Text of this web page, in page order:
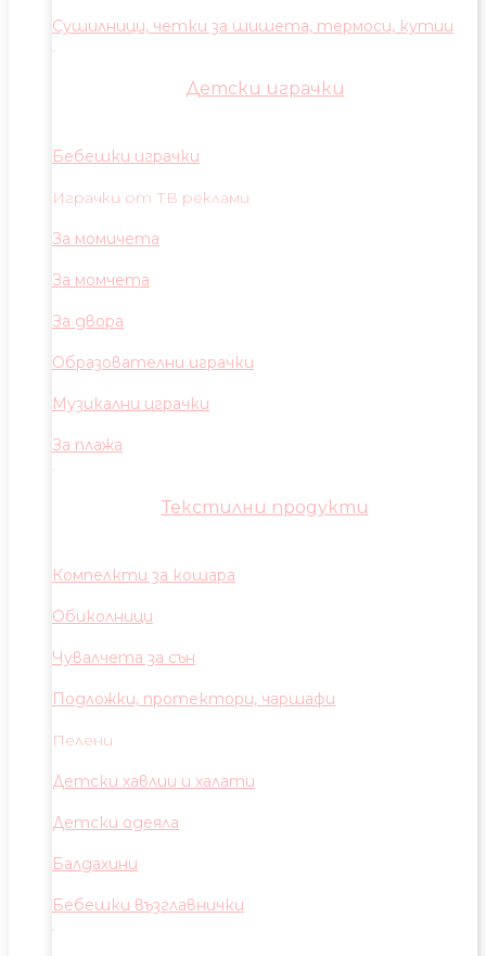
Сушилници, четки за шишета, термоси, кутии
Детски играчки
Бебешки играчки
Играчки от ТВ реклами
За момичета
За момчета
За двора
Образователни играчки
Музикални играчки
За плажа
Текстилни продукти
Компелкти за кошара
Обиколници
Чувалчета за сън
Подложки, протектори, чаршафи
Пелени
Детски хавлии и халати
Детски одеяла
Балдахини
Бебешки възглавнички